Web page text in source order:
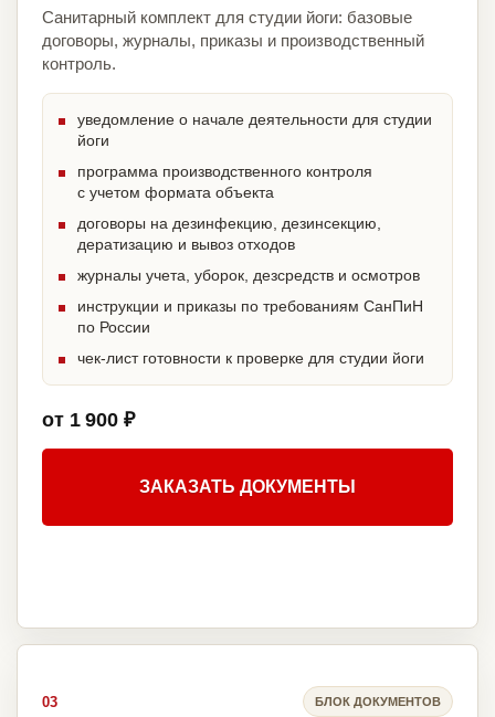
Санитарный комплект для студии йоги: базовые
договоры, журналы, приказы и производственный
контроль.
уведомление о начале деятельности для студии
йоги
программа производственного контроля
с учетом формата объекта
договоры на дезинфекцию, дезинсекцию,
дератизацию и вывоз отходов
журналы учета, уборок, дезсредств и осмотров
инструкции и приказы по требованиям СанПиН
по России
чек-лист готовности к проверке для студии йоги
от 1 900 ₽
ЗАКАЗАТЬ ДОКУМЕНТЫ
03 БЛОК ДОКУМЕНТОВ